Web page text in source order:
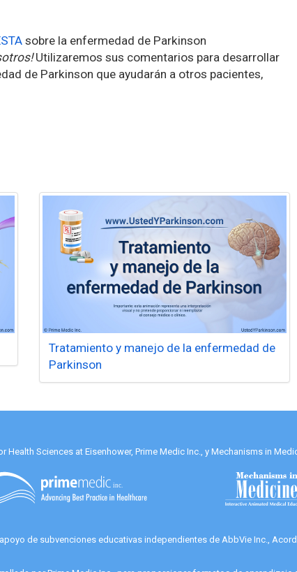
sobre la enfermedad de Parkinson
Utilizaremos sus comentarios para desarrollar
de Parkinson que ayudarán a otros pacientes,
Tratamiento y manejo de la enfermedad de
Parkinson
Sciences at Eisenhower, Prime Medic Inc., y Mechanisms in
de subvenciones educativas independientes de AbbVie Inc.,